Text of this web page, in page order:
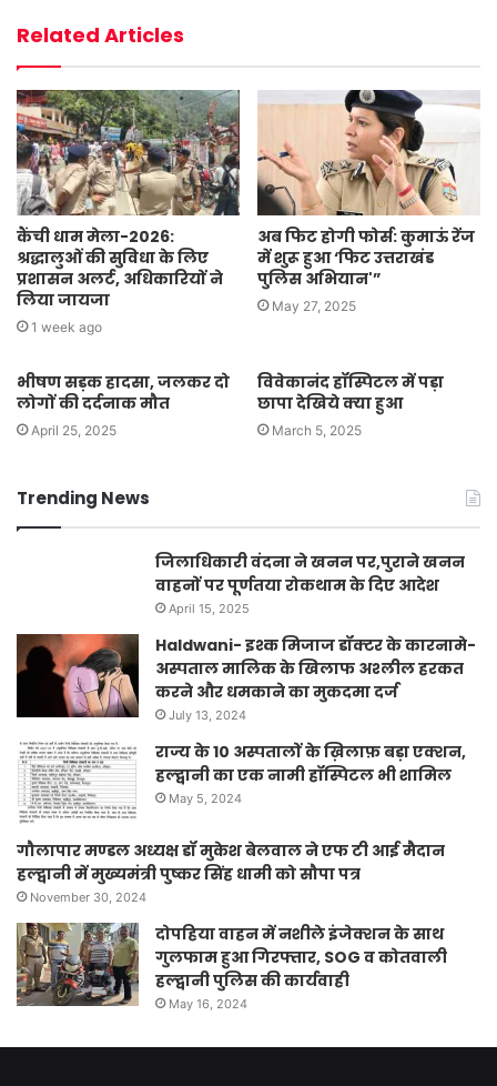
Related Articles
कैंची धाम मेला-2026:
श्रद्धालुओं की सुविधा के लिए
प्रशासन अलर्ट, अधिकारियों ने
लिया जायजा
1 week ago
अब फिट होगी फोर्स: कुमाऊं रेंज
में शुरू हुआ ‘फिट उत्तराखंड
पुलिस अभियान'”
May 27, 2025
भीषण सड़क हादसा, जलकर दो
लोगों की दर्दनाक मौत
April 25, 2025
विवेकानंद हॉस्पिटल में पड़ा
छापा देखिये क्या हुआ
March 5, 2025
Trending News
जिलाधिकारी वंदना ने खनन पर,पुराने खनन
वाहनों पर पूर्णतया रोकथाम के दिए आदेश
April 15, 2025
Haldwani- इश्क मिजाज डॉक्टर के कारनामे-
अस्पताल मालिक के खिलाफ अश्लील हरकत
करने और धमकाने का मुकदमा दर्ज
July 13, 2024
राज्य के 10 अस्पतालों के ख़िलाफ़ बड़ा एक्शन,
हल्द्वानी का एक नामी हॉस्पिटल भी शामिल
May 5, 2024
गौलापार मण्डल अध्यक्ष डॉ मुकेश बेलवाल ने एफ टी आई मैदान
हल्द्वानी में मुख्यमंत्री पुष्कर सिंह धामी को सौपा पत्र
November 30, 2024
दोपहिया वाहन में नशीले इंजेक्शन के साथ
गुलफाम हुआ गिरफ्तार, SOG व कोतवाली
हल्द्वानी पुलिस की कार्यवाही
May 16, 2024